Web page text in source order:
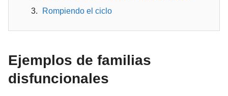
Rompiendo el ciclo
Ejemplos de familias
disfuncionales